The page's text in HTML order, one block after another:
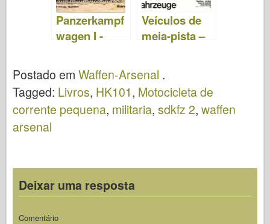
Panzerkampf
wagen I -
Arsenal 018
Veículos de
meia-pista –
armas 008
Postado em Waffen-Arsenal .
Tagged: Livros, HK101, Motocicleta de
corrente pequena, militaria, sdkfz 2, waffen
arsenal
Deixar uma resposta
Comentário